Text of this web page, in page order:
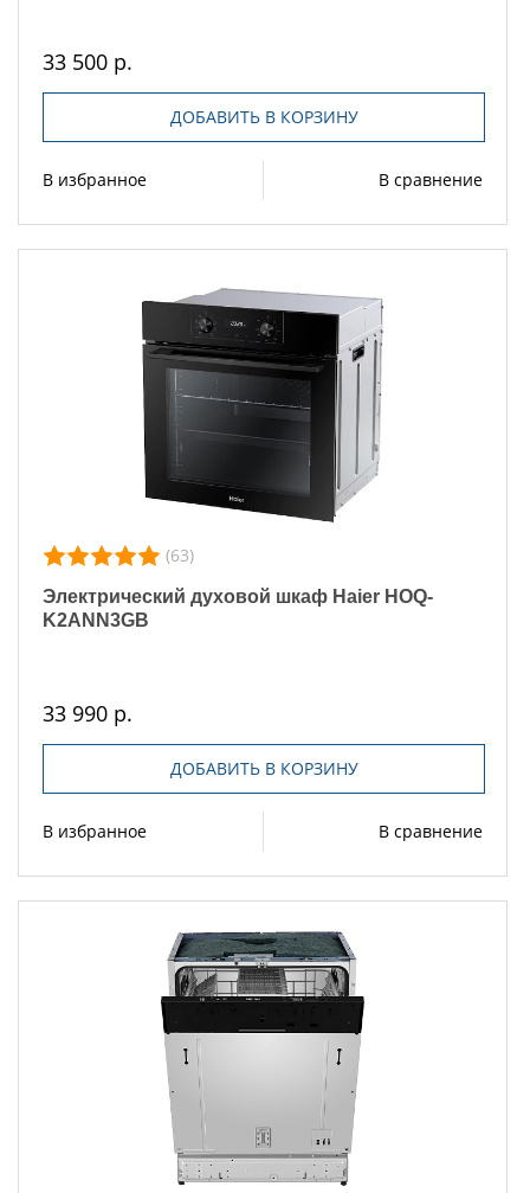
33 500 р.
ДОБАВИТЬ В КОРЗИНУ
В избранное В сравнение
(63)
Электрический духовой шкаф Haier HOQ-
K2ANN3GB
33 990 р.
ДОБАВИТЬ В КОРЗИНУ
В избранное В сравнение